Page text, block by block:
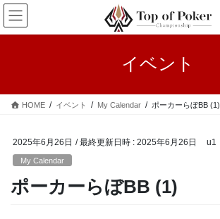
コ
ン
テ
ス
ナ
ビ
ゲ
ン
イベント
HOME イベント My Calendar ポーカーらぼBB (1)
2025年6月26日 / 最終更新日時 : 2025年6月26日 u1
My Calendar
ポーカーらぼBB (1)